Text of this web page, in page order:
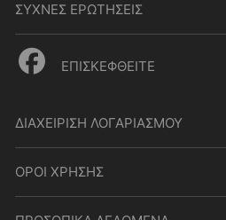
ΣΥΧΝΕΣ ΕΡΩΤΗΣΕΙΣ
ΕΠΙΣΚΕΦΘΕΙΤΕ
ΔΙΑΧΕΙΡΙΣΗ ΛΟΓΑΡΙΑΣΜΟΥ
ΟΡΟΙ ΧΡΗΣΗΣ